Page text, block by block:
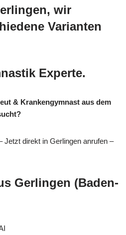
wir
Varianten
Experte.
& Krankengymnast aus dem
Jetzt direkt in Gerlingen anrufen –
Gerlingen (Baden-